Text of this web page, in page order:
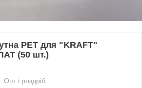
PET для "KRAFT"
(50 шт.)
Опт і роздріб